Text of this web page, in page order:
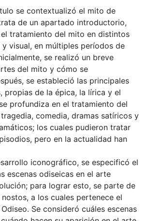
se contextualizó el mito de
de un apartado introductorio,
tratamiento del mito en distintos
visual, en múltiples períodos de
se realizó un breve
del mito y cómo se
se estableció las principales
propias de la épica, la lírica y el
profundiza en el tratamiento del
comedia, dramas satíricos y
los cuales pudieron tratar
pero en la actualidad han
iconográfico, se especificó el
escenas odiseicas en el arte
para lograr esto, se parte de
a los cuales pertenece el
Se consideró cuáles escenas